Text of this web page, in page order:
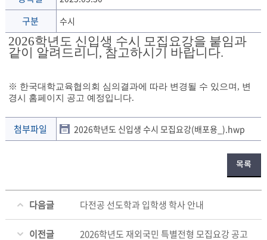
구분 수시
2026학년도 신입생 수시 모집요강을 붙임과
같이 알려드리니, 참고하시기 바랍니다.
※ 한국대학교육협의회 심의결과에 따라 변경될 수 있으며, 변
경시 홈페이지 공고 예정입니다.
첨부파일 2026학년도 신입생 수시 모집요강(배포용_).hwp
목록
다음글 다전공 선도학과 입학생 학사 안내
이전글 2026학년도 재외국민 특별전형 모집요강 공고